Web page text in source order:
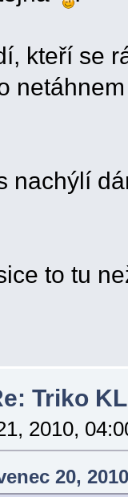
kteří se
nachýlí
to tu
Triko
2010,
20,